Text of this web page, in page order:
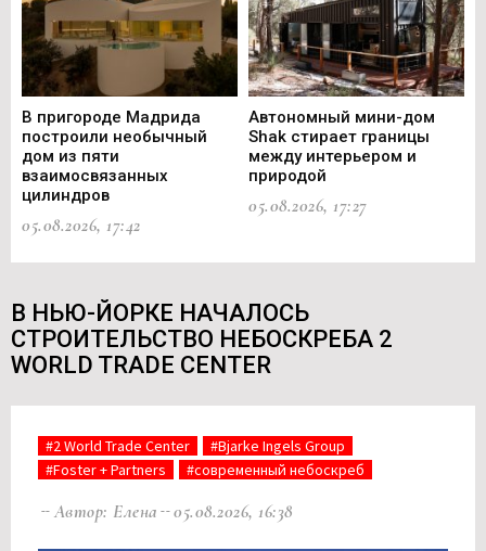
В пригороде Мадрида
построили необычный
дом из пяти
взаимосвязанных
цилиндров
05.08.2026, 17:42
Автономный мини-дом
Shak стирает границы
между интерьером и
природой
05.08.2026, 17:27
В НЬЮ-ЙОРКЕ НАЧАЛОСЬ
СТРОИТЕЛЬСТВО НЕБОСКРЕБА 2
WORLD TRADE CENTER
#2 World Trade Center
#Bjarke Ingels Group
#Foster + Partners
#современный небоскреб
Автор: Елена 05.08.2026, 16:38